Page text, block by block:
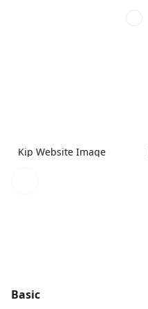
Kip Website Image
Basic